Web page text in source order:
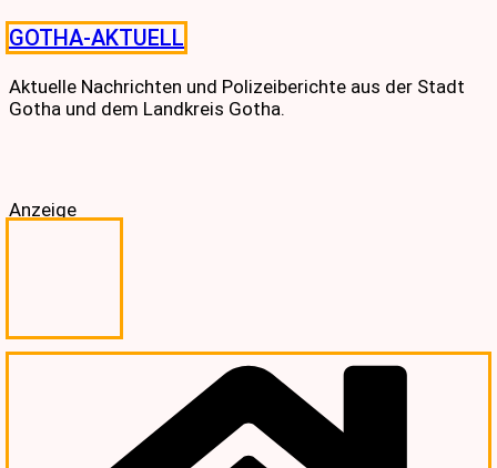
Skip
to
content
GOTHA-AKTUELL
Aktuelle Nachrichten und Polizeiberichte aus der Stadt
Gotha und dem Landkreis Gotha.
Anzeige